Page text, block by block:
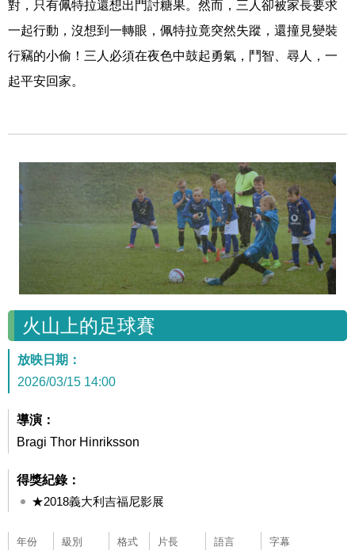
對，只有佩特拉還想出門討糖果。然而，三人卻被家長要求
一起行動，沒想到一轉眼，佩特拉竟突然失蹤，還撞見變裝
行竊的小偷！三人必須在夜色中鼓起勇氣，鬥智、尋人，一
起平安回家。
火山上的足球賽
放映日期：
2026/03/15 14:00
導演：
Bragi Thor Hinriksson
得獎紀錄：
★2018義大利吉福尼影展
年份 級別 格式 片長 語言 字幕